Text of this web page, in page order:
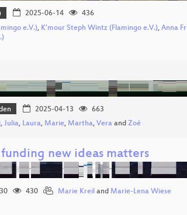
2025-06-14
436
e.V.), K’mour Steph Wintz (Flamingo e.V.), Anna
2025-04-13
663
, Julia, Laura, Marie, Martha, Vera and Zoé
new ideas matters
430 Marie Kreil and Marie-Lena Wiese